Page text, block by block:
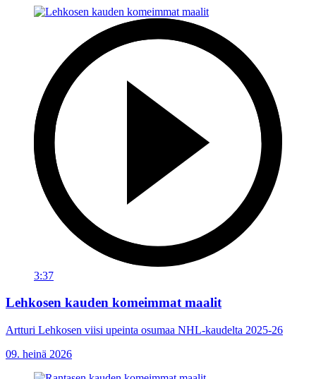
3:37
Lehkosen kauden komeimmat maalit
Artturi Lehkosen viisi upeinta osumaa NHL-kaudelta 2025-26
09. heinä 2026